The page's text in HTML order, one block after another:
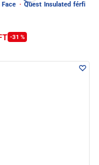
· Quest Insulated férfi
-31 %